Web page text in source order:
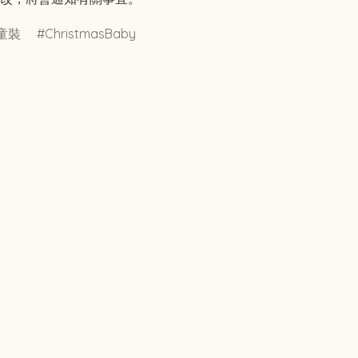
裝 ChristmasBaby